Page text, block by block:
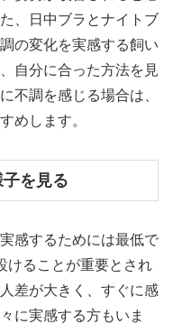
、日中ブラとナイトブ
の変化を実感する飼い
自分に合った方法を見
不調を感じる場合は、
めします。
を見る
感するためには最低で
けることが重要とされ
差が大きく、すぐに感
に実感する方もいま